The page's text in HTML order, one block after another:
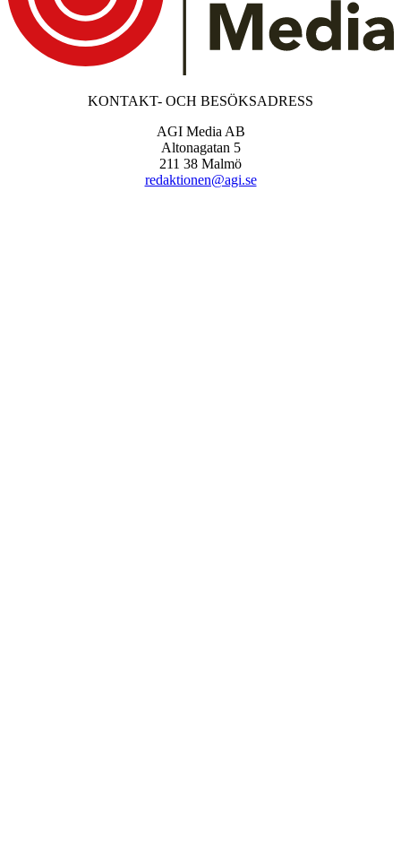
KONTAKT- OCH BESÖKSADRESS
AGI Media AB
Altonagatan 5
211 38 Malmö
redaktionen@agi.se